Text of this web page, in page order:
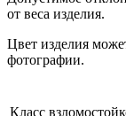
от веса изделия.
Цвет изделия
фотографии.
Класс